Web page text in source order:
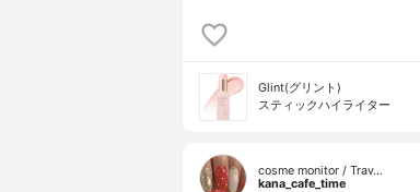
Glint(グリント)
スティックハイライター
cosme monitor / Trav…
kana_cafe_time